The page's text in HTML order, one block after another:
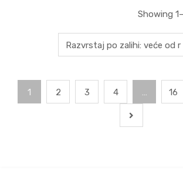
Showing
1 2 3 4 … 16